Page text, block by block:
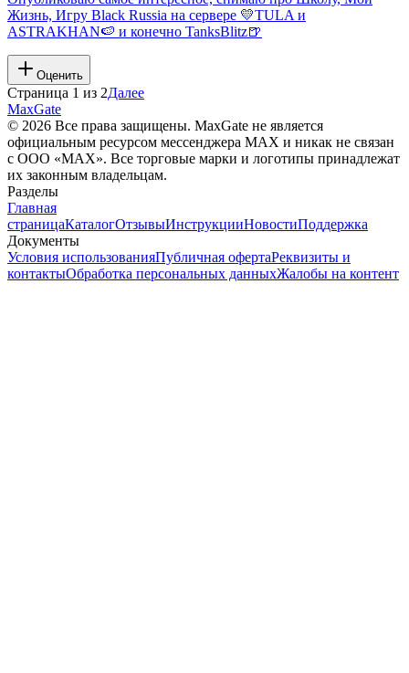
Жизнь, Игру Black Russia на сервере 💛TULA и
ASTRAKHAN🍉 и конечно TanksBlitz🍺
Оценить
Страница 1 из 2Далее
MaxGate
© 2026 Все права защищены. MaxGate не является
официальным ресурсом мессенджера MAX и никак не связан
с ООО «МАХ». Все торговые марки и логотипы принадлежат
их законным владельцам.
Разделы
Главная
страницаКаталогОтзывыИнструкцииНовостиПоддержка
Документы
Условия использованияПубличная офертаРеквизиты и
контактыОбработка персональных данныхЖалобы на контент